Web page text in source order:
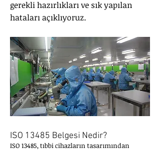
gerekli hazırlıkları ve sık yapılan
hataları açıklıyoruz.
ISO 13485 Belgesi Nedir?
ISO 13485, tıbbi cihazların tasarımından